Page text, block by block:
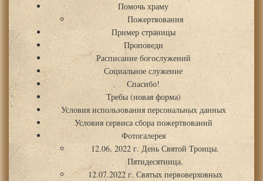
Помочь храму
Пожертвования
Пример страницы
Проповеди
Расписание богослужений
Социальное служение
Спасибо!
Требы (новая форма)
Условия использования персональных данных
Условия сервиса сбора пожертвований
Фотогалерея
12.06. 2022 г. День Святой Троицы.
Пятидесятница.
12.07.2022 г. Святых первоверховных